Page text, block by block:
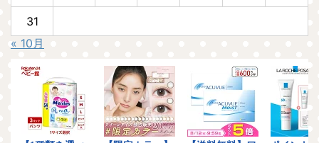
31
« 10月